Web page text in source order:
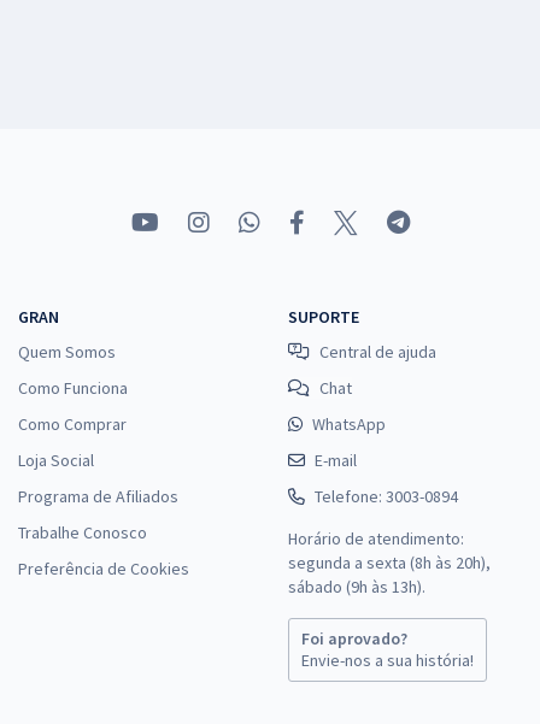
GRAN
Quem Somos
Como Funciona
Como Comprar
Loja Social
Programa de Afiliados
Trabalhe Conosco
Preferência de Cookies
SUPORTE
Central de ajuda
Chat
WhatsApp
E-mail
Telefone: 3003-0894
Horário de atendimento:
segunda a sexta (8h às 20h),
sábado (9h às 13h).
Foi aprovado?
Envie-nos a sua história!